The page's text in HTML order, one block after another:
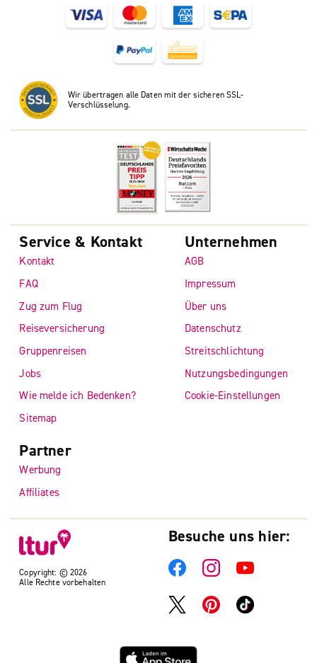
Wir übertragen alle Daten mit der sicheren SSL-
Verschlüsselung.
Copyright: © 2026
Alle Rechte vorbehalten
Service & Kontakt
Kontakt
FAQ
Zug zum Flug
Reiseversicherung
Gruppenreisen
Jobs
Wie melde ich Bedenken?
Sitemap
Unternehmen
AGB
Impressum
Über uns
Datenschutz
Streitschlichtung
Nutzungsbedingungen
Cookie-Einstellungen
Partner
Werbung
Affiliates
Besuche uns hier: